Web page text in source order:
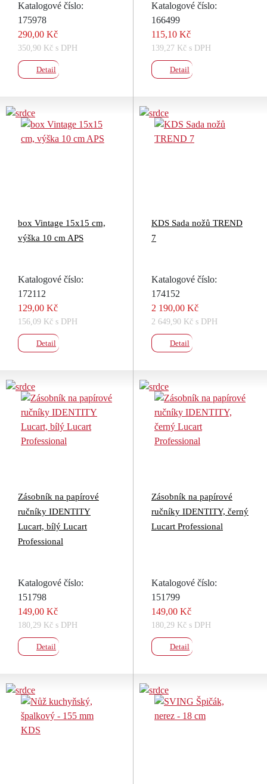
Katalogové číslo:
175978
290,00 Kč
350,90 Kč s DPH
Detail
Katalogové číslo:
166499
115,10 Kč
139,27 Kč s DPH
Detail
box Vintage 15x15 cm,
výška 10 cm APS
Katalogové číslo:
172112
129,00 Kč
156,09 Kč s DPH
Detail
KDS Sada nožů TREND
7
Katalogové číslo:
174152
2 190,00 Kč
2 649,90 Kč s DPH
Detail
Zásobník na papírové
ručníky IDENTITY
Lucart, bílý Lucart
Professional
Katalogové číslo:
151798
149,00 Kč
180,29 Kč s DPH
Detail
Zásobník na papírové
ručníky IDENTITY, černý
Lucart Professional
Katalogové číslo:
151799
149,00 Kč
180,29 Kč s DPH
Detail